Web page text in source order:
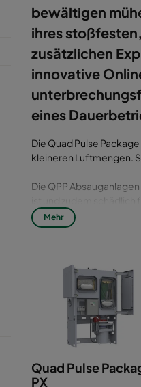
bewältigen
ihres
zusätzlichen
innovative
eines
Die Quad Pulse
kleineren Luftmengen.
Die QPP
ist und zudem
QPP PX die richtige
die marktführende
Für Anwendungen, bei
bei der Bearbeitung
die beste Wahl. Beide
nach ATEX für
zertifiziert. Somit
Mehr
Quad Pulse
PX